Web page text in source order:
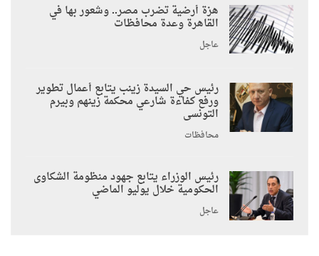
هزة أرضية تضرب مصر.. وشعور بها في
القاهرة وعدة محافظات
عاجل
رئيس حي السيدة زينب يتابع أعمال تطوير
ورفع كفاءة شارعي محكمة زينهم وبيرم
التونسى
محافظات
رئيس الوزراء يتابع جهود منظومة الشكاوى
الحكومية خلال يوليو الماضي
عاجل